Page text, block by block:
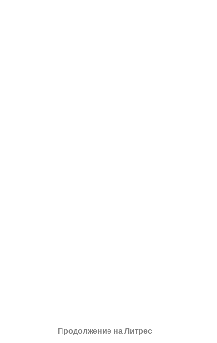
Продолжение на Литрес